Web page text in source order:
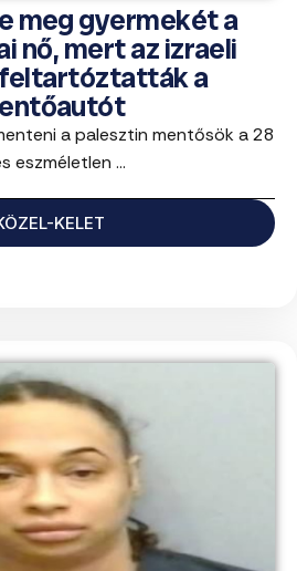
meg gyermekét a
nő, mert az izraeli
a
a palesztin mentősök a 28
eszméletlen ...
KELET